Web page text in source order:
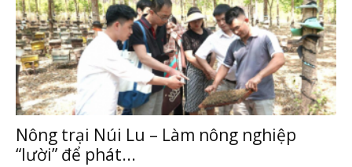
Nông trại Núi Lu – Làm nông nghiệp
“lười” để phát...